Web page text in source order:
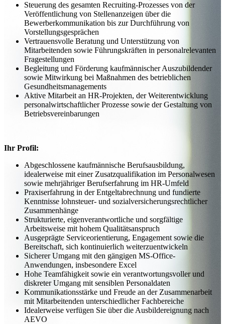
Steuerung des gesamten Recruiting-Prozesses von der
Veröffentlichung von Stellenanzeigen über die
Bewerberkommunikation bis zur Durchführung von
Vorstellungsgesprächen
Vertrauensvolle Beratung und Unterstützung von
Mitarbeitenden sowie Führungskräften in personalrelevanten
Fragestellungen
Begleitung und Förderung kaufmännischer Auszubildender
sowie Mitwirkung bei Maßnahmen des betrieblichen
Gesundheitsmanagements
Aktive Mitarbeit an HR-Projekten, der Weiterentwicklung
personalwirtschaftlicher Prozesse sowie der Gestaltung von
Betriebsvereinbarungen
Ihr Profil:
Abgeschlossene kaufmännische Berufsausbildung,
idealerweise mit einer Zusatzqualifikation im Personalwesen
sowie mehrjähriger Berufserfahrung im HR-Umfeld
Praxiserfahrung in der Entgeltabrechnung und fundierte
Kenntnisse lohnsteuer- und sozialversicherungsrechtlicher
Zusammenhänge
Strukturierte, eigenverantwortliche und sorgfältige
Arbeitsweise mit hohem Qualitätsanspruch
Ausgeprägte Serviceorientierung, Engagement sowie die
Bereitschaft, sich kontinuierlich weiterzuentwickeln
Sicherer Umgang mit den gängigen MS-Office-
Anwendungen, insbesondere Excel
Hohe Teamfähigkeit sowie ein verantwortungsvoller und
diskreter Umgang mit sensiblen Personaldaten
Kommunikationsstärke und Freude an der Zusammenarbeit
mit Mitarbeitenden unterschiedlicher Fachbereiche
Idealerweise verfügen Sie über die Ausbildereignung nach
AEVO